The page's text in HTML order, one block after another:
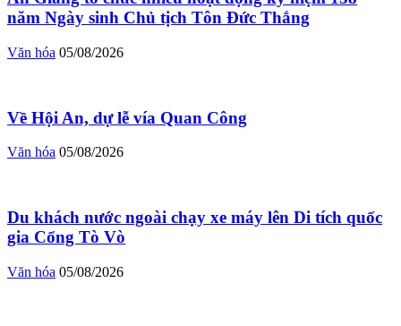
năm Ngày sinh Chủ tịch Tôn Đức Thắng
Văn hóa 05/08/2026
Về Hội An, dự lễ vía Quan Công
Văn hóa 05/08/2026
Du khách nước ngoài chạy xe máy lên Di tích quốc
gia Cổng Tò Vò
Văn hóa 05/08/2026